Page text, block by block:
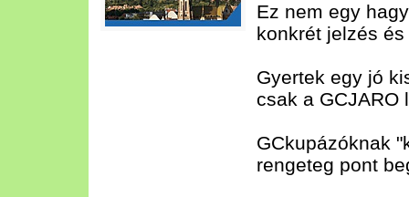
Ez nem egy
konkrét jelzés
Gyertek egy jó
csak a GCJARO
GCkupázóknak
rengeteg pont